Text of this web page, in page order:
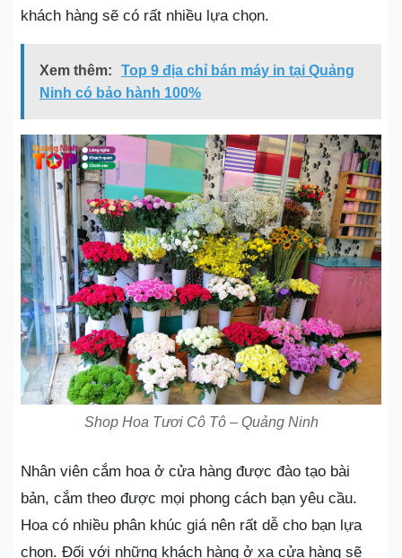
khách hàng sẽ có rất nhiều lựa chọn.
Xem thêm:
Top 9 địa chỉ bán máy in tại Quảng
Ninh có bảo hành 100%
Shop Hoa Tươi Cô Tô – Quảng Ninh
Nhân viên cắm hoa ở cửa hàng được đào tạo bài
bản, cắm theo được mọi phong cách bạn yêu cầu.
Hoa có nhiều phân khúc giá nên rất dễ cho bạn lựa
chọn. Đối với những khách hàng ở xa cửa hàng sẽ